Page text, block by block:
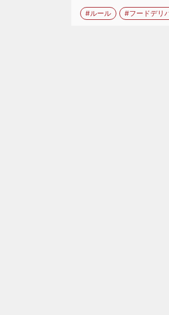
#ルール #フードデリ